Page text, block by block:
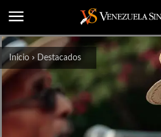
Inicio Destacados